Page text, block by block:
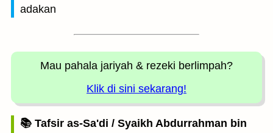
adakan
Mau pahala jariyah & rezeki berlimpah?
Klik di sini sekarang!
📚 Tafsir as-Sa'di / Syaikh Abdurrahman bin